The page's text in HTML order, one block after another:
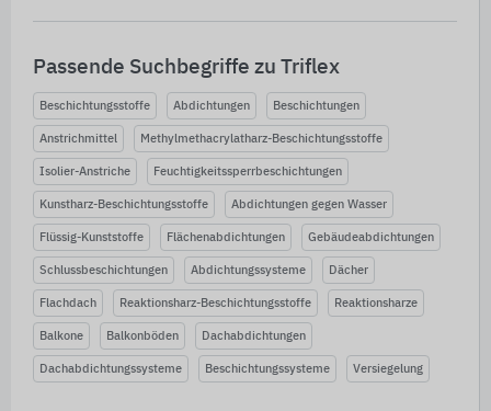
Passende Suchbegriffe zu Triflex
Beschichtungsstoffe Abdichtungen Beschichtungen
Anstrichmittel Methylmethacrylatharz-Beschichtungsstoffe
Isolier-Anstriche Feuchtigkeitssperrbeschichtungen
Kunstharz-Beschichtungsstoffe Abdichtungen gegen Wasser
Flüssig-Kunststoffe Flächenabdichtungen Gebäudeabdichtungen
Schlussbeschichtungen Abdichtungssysteme Dächer
Flachdach Reaktionsharz-Beschichtungsstoffe Reaktionsharze
Balkone Balkonböden Dachabdichtungen
Dachabdichtungssysteme Beschichtungssysteme Versiegelung